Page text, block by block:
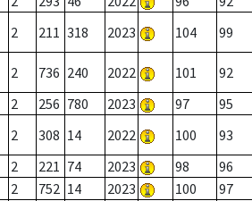
2 211 318 2023 104 99
2 736 240 2022 101 92
2 256 780 2023 97 95
2 308 14 2022 100 93
2 221 74 2023 98 96
2 752 14 2023 100 97